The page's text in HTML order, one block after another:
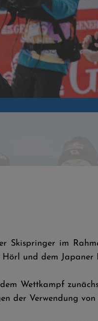
Skispringer im
und dem Japaner
Wettkampf
der Verwendung